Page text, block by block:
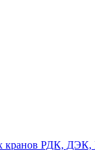
кранов РДК,